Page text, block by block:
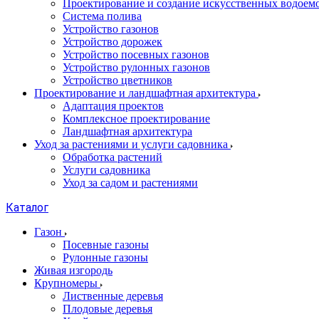
Проектирование и создание искусственных
Система полива
Устройство газонов
Устройство дорожек
Устройство посевных газонов
Устройство рулонных газонов
Устройство цветников
Проектирование и ландшафтная архитектура
Адаптация проектов
Комплексное проектирование
Ландшафтная архитектура
Уход за растениями и услуги садовника
Обработка растений
Услуги садовника
Уход за садом и растениями
Каталог
Газон
Посевные газоны
Рулонные газоны
Живая изгородь
Крупномеры
Лиственные деревья
Плодовые деревья